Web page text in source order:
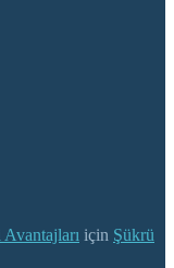
için Şükrü